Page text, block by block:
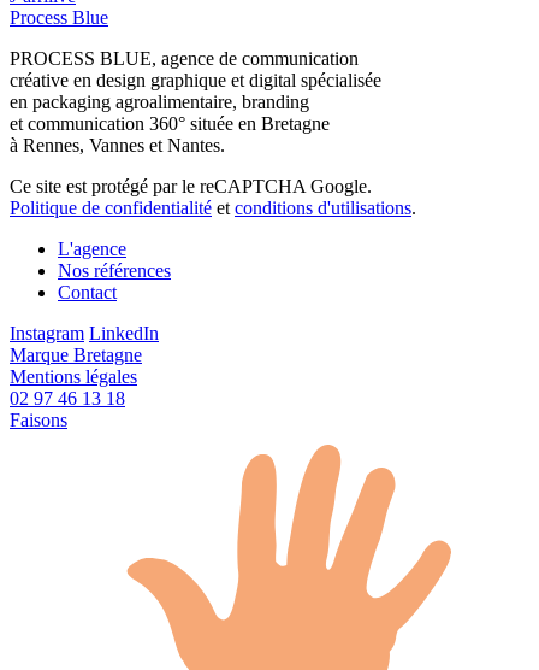
Process Blue
PROCESS BLUE, agence de communication
créative en design graphique et digital spécialisée
en packaging agroalimentaire, branding
et communication 360° située en Bretagne
à Rennes, Vannes et Nantes.
Ce site est protégé par le reCAPTCHA Google.
Politique de confidentialité et conditions d'utilisations.
L'agence
Nos références
Contact
Instagram LinkedIn
Marque Bretagne
Mentions légales
02 97 46 13 18
Faisons